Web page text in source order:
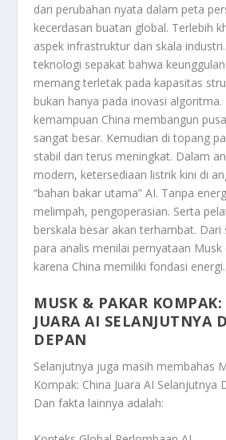
dari perubahan nyata dalam peta
kecerdasan buatan global. Terlebih
aspek infrastruktur dan skala
teknologi sepakat bahwa
memang terletak pada kapasitas
bukan hanya pada inovasi
kemampuan China membangun
sangat besar. Kemudian di topang
stabil dan terus meningkat. Dalam
modern, ketersediaan listrik kini di
“bahan bakar utama” AI. Tanpa
melimpah, pengoperasian. Serta
berskala besar akan terhambat. Dari
para analis menilai pernyataan Musk
karena China memiliki fondasi energi.
MUSK & PAKAR
JUARA AI SELANJUTNYA
DEPAN
Selanjutnya juga masih membahas
Kompak: China Juara AI Selanjutnya
Dan fakta lainnya adalah: